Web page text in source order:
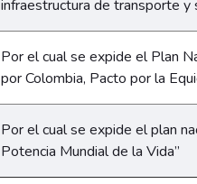
infraestructura de transporte y
Por el cual se expide el Plan
por Colombia, Pacto por la
Por el cual se expide el plan
Potencia Mundial de la Vida”